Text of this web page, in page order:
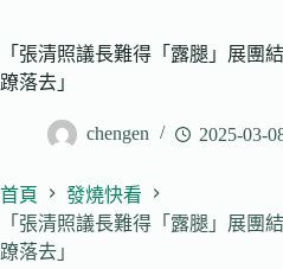
「張清照議長難得「露腿」展團
蹽落去」
chengen 2025-03-
首頁
發燒快看
「張清照議長難得「露腿」展團
蹽落去」